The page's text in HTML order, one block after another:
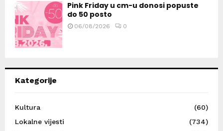
Pink Friday u cm-u donosi popuste
do 50 posto
06/08/2026 0
Kategorije
Kultura
(60)
Lokalne vijesti
(734)